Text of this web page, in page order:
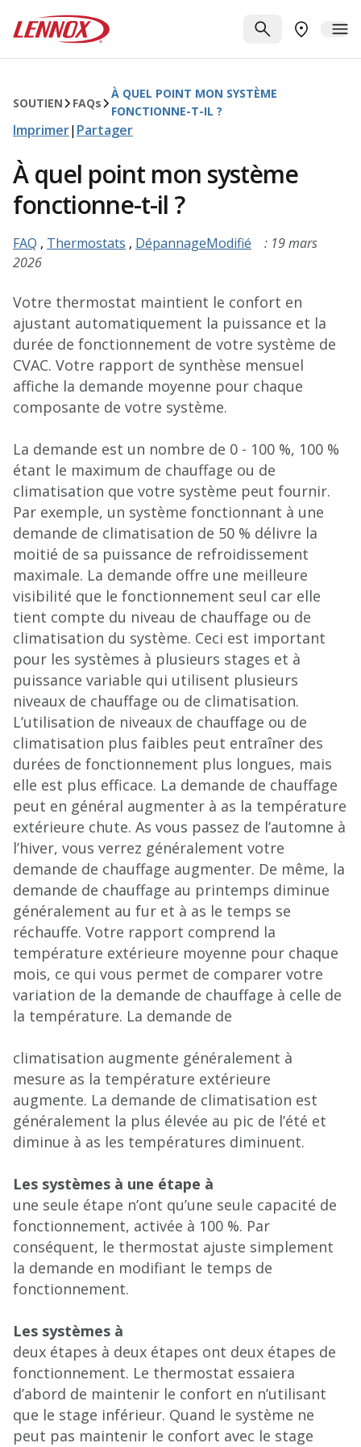
Lennox
RECHERCHE
TROUVER
SOUTIEN FAQs
À QUEL POINT MON SYSTÈME
FONCTIONNE-T-IL ?
Imprimer| Partager
À quel point mon système
fonctionne-t-il ?
FAQ , Thermostats , DépannageModifié
: 19 mars
2026
Votre thermostat maintient le confort en
ajustant automatiquement la puissance et la
durée de fonctionnement de votre système de
CVAC. Votre rapport de synthèse mensuel
affiche la demande moyenne pour chaque
composante de votre système.
La demande est un nombre de 0 - 100 %, 100 %
étant le maximum de chauffage ou de
climatisation que votre système peut fournir.
Par exemple, un système fonctionnant à une
demande de climatisation de 50 % délivre la
moitié de sa puissance de refroidissement
maximale. La demande offre une meilleure
visibilité que le fonctionnement seul car elle
tient compte du niveau de chauffage ou de
climatisation du système. Ceci est important
pour les systèmes à plusieurs stages et à
puissance variable qui utilisent plusieurs
niveaux de chauffage ou de climatisation.
L’utilisation de niveaux de chauffage ou de
climatisation plus faibles peut entraîner des
durées de fonctionnement plus longues, mais
elle est plus efficace. La demande de chauffage
peut en général augmenter à as la température
extérieure chute. As vous passez de l’automne à
l’hiver, vous verrez généralement votre
demande de chauffage augmenter. De même, la
demande de chauffage au printemps diminue
généralement au fur et à as le temps se
réchauffe. Votre rapport comprend la
température extérieure moyenne pour chaque
mois, ce qui vous permet de comparer votre
variation de la demande de chauffage à celle de
la température. La demande de
climatisation augmente généralement à
mesure as la température extérieure
augmente. La demande de climatisation est
généralement la plus élevée au pic de l’été et
diminue à as les températures diminuent.
Les systèmes à une étape à
une seule étape n’ont qu’une seule capacité de
fonctionnement, activée à 100 %. Par
conséquent, le thermostat ajuste simplement
la demande en modifiant le temps de
fonctionnement.
Les systèmes à
deux étapes à deux étapes ont deux étapes de
fonctionnement. Le thermostat essaiera
d’abord de maintenir le confort en n’utilisant
que le stage inférieur. Quand le système ne
peut pas maintenir le confort avec le stage